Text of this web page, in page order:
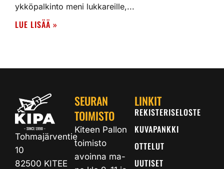
ykköpalkinto meni lukkareille,...
LUE LISÄÄ »
Tohmajärventie
10
82500 KITEE
SEURAN
TOIMISTO
Kiteen Pallon
toimisto
avoinna ma-
LINKIT
REKISTERISELOSTE
KUVAPANKKI
OTTELUT
UUTISET